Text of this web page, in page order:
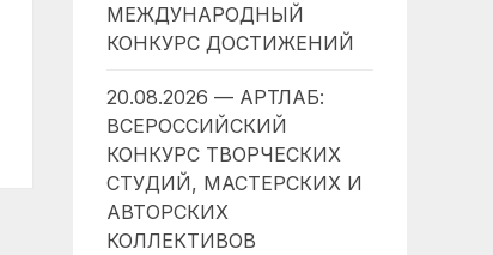
МЕЖДУНАРОДНЫЙ
КОНКУРС ДОСТИЖЕНИЙ
20.08.2026 — АРТЛАБ:
ВСЕРОССИЙСКИЙ
КОНКУРС ТВОРЧЕСКИХ
СТУДИЙ, МАСТЕРСКИХ И
АВТОРСКИХ
КОЛЛЕКТИВОВ